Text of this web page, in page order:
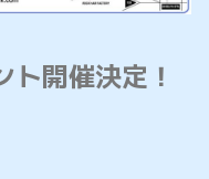
ト開催決定！